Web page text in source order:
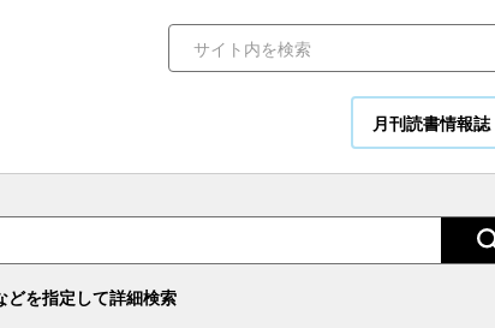
月刊読書情報誌
どを指定して詳細検索